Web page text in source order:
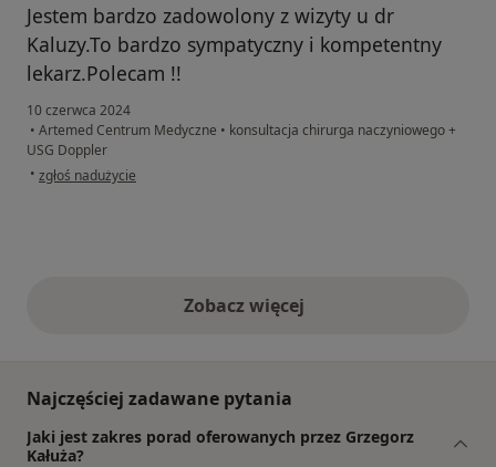
Jestem bardzo zadowolony z wizyty u dr
Kaluzy.To bardzo sympatyczny i kompetentny
lekarz.Polecam !!
10 czerwca 2024
• Artemed Centrum Medyczne • konsultacja chirurga naczyniowego +
USG Doppler
• w opinii użytkownika Ryszard Oleszczuk zadowolony pacjent
zgłoś nadużycie
Zobacz więcejopinie powyżej
Najczęściej zadawane pytania
Jaki jest zakres porad oferowanych przez Grzegorz
Kałuża?